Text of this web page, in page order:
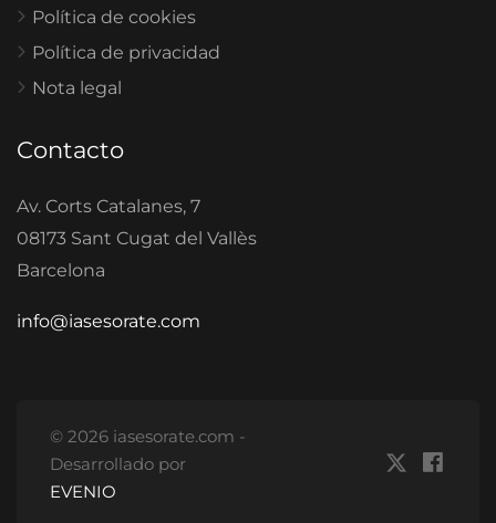
Política de cookies
Política de privacidad
Nota legal
Contacto
Av. Corts Catalanes, 7
08173 Sant Cugat del Vallès
Barcelona
info@iasesorate.com
© 2026 iasesorate.com -
Desarrollado por
EVENIO